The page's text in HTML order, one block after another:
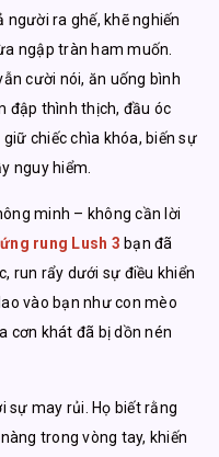
người ra ghế, khẽ nghiến
ngập tràn ham muốn.
cười nói, ăn uống bình
đập thình thịch, đầu óc
chiếc chìa khóa, biến sự
nguy hiểm.
minh – không cần lời
rung Lush 3 bạn đã
run rẩy dưới sự điều khiển
vào bạn như con mèo
cơn khát đã bị dồn nén
sự may rủi. Họ biết rằng
trong vòng tay, khiến